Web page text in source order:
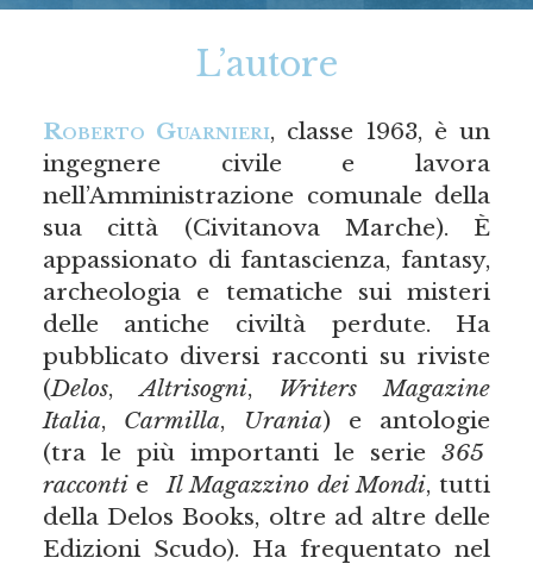
L’autore
Roberto Guarnieri, classe 1963, è un
ingegnere civile e lavora
nell’Amministrazione comunale della
sua città (Civitanova Marche). È
appassionato di fantascienza, fantasy,
archeologia e tematiche sui misteri
delle antiche civiltà perdute. Ha
pubblicato diversi racconti su riviste
(Delos,Altrisogni, Writers Magazine
Italia, Carmilla, Urania) e antologie
(tra le più importanti le serie365
racconti eIl Magazzino dei Mondi, tutti
della Delos Books, oltre ad altre delle
Edizioni Scudo). Ha frequentato nel